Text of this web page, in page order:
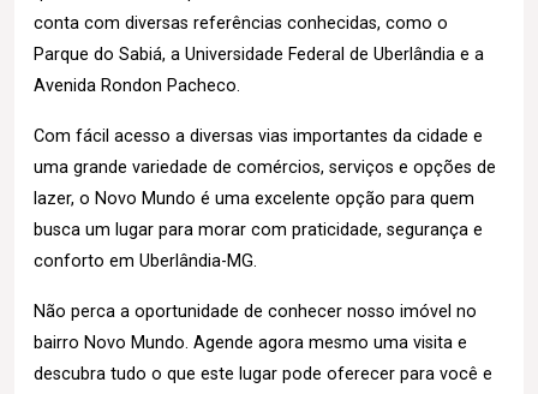
conta com diversas referências conhecidas, como o
Parque do Sabiá, a Universidade Federal de Uberlândia e a
Avenida Rondon Pacheco.
Com fácil acesso a diversas vias importantes da cidade e
uma grande variedade de comércios, serviços e opções de
lazer, o Novo Mundo é uma excelente opção para quem
busca um lugar para morar com praticidade, segurança e
conforto em Uberlândia-MG.
Não perca a oportunidade de conhecer nosso imóvel no
bairro Novo Mundo. Agende agora mesmo uma visita e
descubra tudo o que este lugar pode oferecer para você e